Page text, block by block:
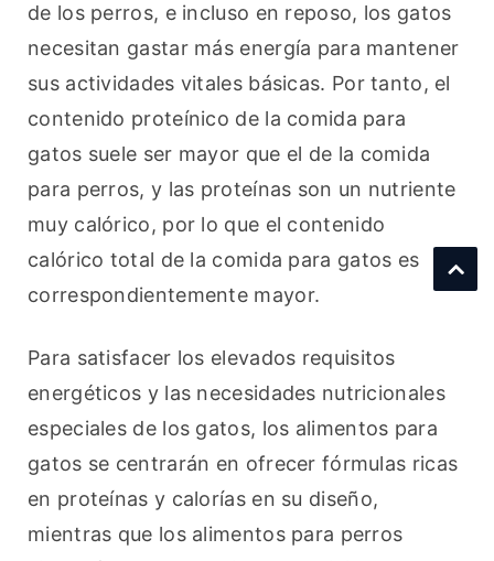
de los perros, e incluso en reposo, los gatos
necesitan gastar más energía para mantener
sus actividades vitales básicas. Por tanto, el
contenido proteínico de la comida para
gatos suele ser mayor que el de la comida
para perros, y las proteínas son un nutriente
muy calórico, por lo que el contenido
calórico total de la comida para gatos es
correspondientemente mayor.
Para satisfacer los elevados requisitos
energéticos y las necesidades nutricionales
especiales de los gatos, los alimentos para
gatos se centrarán en ofrecer fórmulas ricas
en proteínas y calorías en su diseño,
mientras que los alimentos para perros